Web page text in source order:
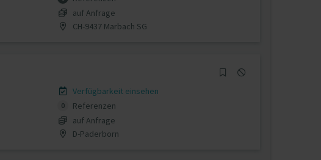
auf Anfrage
CH-9437 Marbach SG
Verfügbarkeit einsehen
0
Referenzen
auf Anfrage
D-Paderborn